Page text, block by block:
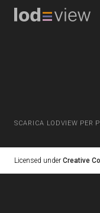
SCARICA LODVIEW PER
Licensed under Creative